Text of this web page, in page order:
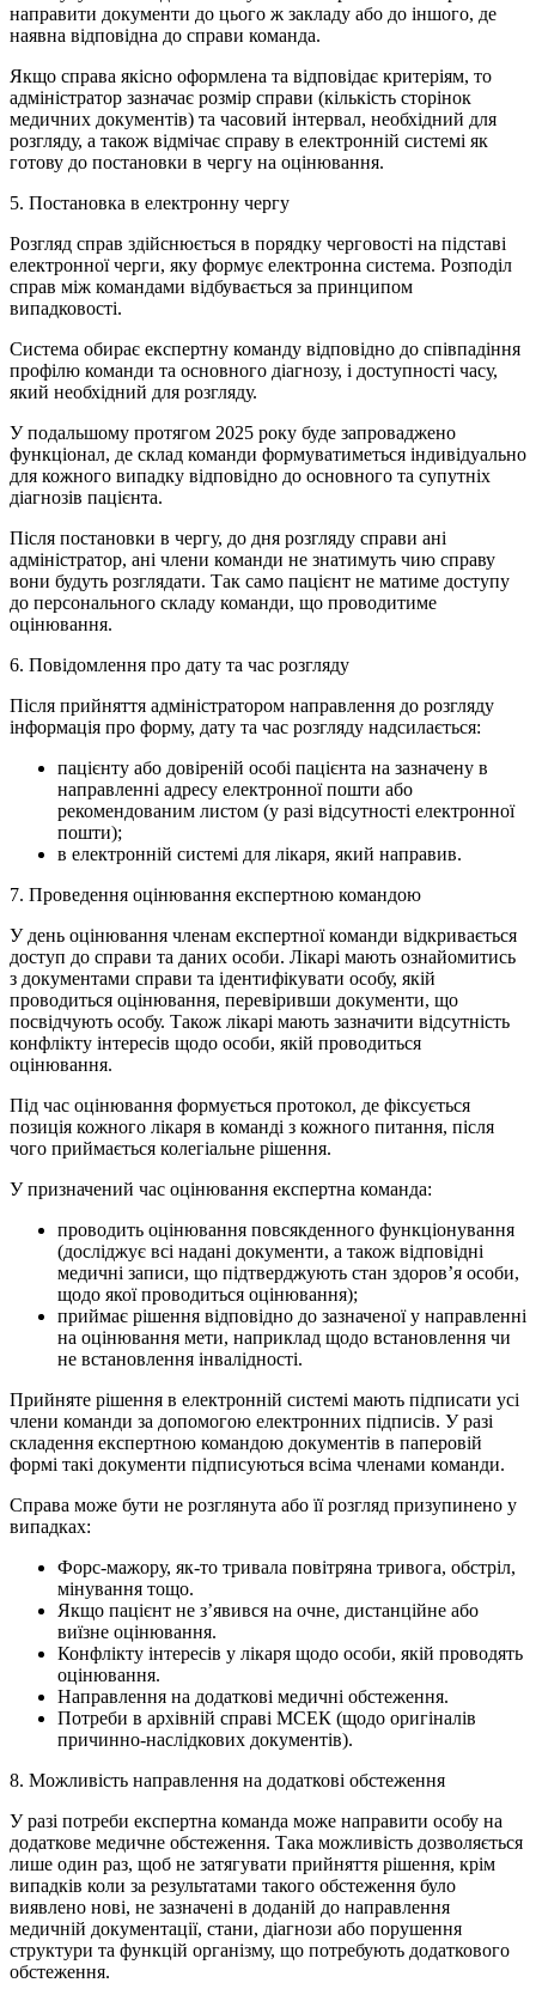
направити документи до цього ж закладу або до іншого, де
наявна відповідна до справи команда.
Якщо справа якісно оформлена та відповідає критеріям, то
адміністратор зазначає розмір справи (кількість сторінок
медичних документів) та часовий інтервал, необхідний для
розгляду, а також відмічає справу в електронній системі як
готову до постановки в чергу на оцінювання.
5. Постановка в електронну чергу
Розгляд справ здійснюється в порядку черговості на підставі
електронної черги, яку формує електронна система. Розподіл
справ між командами відбувається за принципом
випадковості.
Система обирає експертну команду відповідно до співпадіння
профілю команди та основного діагнозу, і доступності часу,
який необхідний для розгляду.
У подальшому протягом 2025 року буде запроваджено
функціонал, де склад команди формуватиметься індивідуально
для кожного випадку відповідно до основного та супутніх
діагнозів пацієнта.
Після постановки в чергу, до дня розгляду справи ані
адміністратор, ані члени команди не знатимуть чию справу
вони будуть розглядати. Так само пацієнт не матиме доступу
до персонального складу команди, що проводитиме
оцінювання.
6. Повідомлення про дату та час розгляду
Після прийняття адміністратором направлення до розгляду
інформація про форму, дату та час розгляду надсилається:
пацієнту або довіреній особі пацієнта на зазначену в
направленні адресу електронної пошти або
рекомендованим листом (у разі відсутності електронної
пошти);
в електронній системі для лікаря, який направив.
7. Проведення оцінювання експертною командою
У день оцінювання членам експертної команди відкривається
доступ до справи та даних особи. Лікарі мають ознайомитись
з документами справи та ідентифікувати особу, якій
проводиться оцінювання, перевіривши документи, що
посвідчують особу. Також лікарі мають зазначити відсутність
конфлікту інтересів щодо особи, якій проводиться
оцінювання.
Під час оцінювання формується протокол, де фіксується
позиція кожного лікаря в команді з кожного питання, після
чого приймається колегіальне рішення.
У призначений час оцінювання експертна команда:
проводить оцінювання повсякденного функціонування
(досліджує всі надані документи, а також відповідні
медичні записи, що підтверджують стан здоров’я особи,
щодо якої проводиться оцінювання);
приймає рішення відповідно до зазначеної у направленні
на оцінювання мети, наприклад щодо встановлення чи
не встановлення інвалідності.
Прийняте рішення в електронній системі мають підписати усі
члени команди за допомогою електронних підписів. У разі
складення експертною командою документів в паперовій
формі такі документи підписуються всіма членами команди.
Справа може бути не розглянута або її розгляд призупинено у
випадках:
Форс-мажору, як-то тривала повітряна тривога, обстріл,
мінування тощо.
Якщо пацієнт не з’явився на очне, дистанційне або
виїзне оцінювання.
Конфлікту інтересів у лікаря щодо особи, якій проводять
оцінювання.
Направлення на додаткові медичні обстеження.
Потреби в архівній справі МСЕК (щодо оригіналів
причинно-наслідкових документів).
8. Можливість направлення на додаткові обстеження
У разі потреби експертна команда може направити особу на
додаткове медичне обстеження. Така можливість дозволяється
лише один раз, щоб не затягувати прийняття рішення, крім
випадків коли за результатами такого обстеження було
виявлено нові, не зазначені в доданій до направлення
медичній документації, стани, діагнози або порушення
структури та функцій організму, що потребують додаткового
обстеження.